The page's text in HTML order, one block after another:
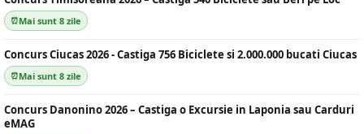
Mai sunt 8 zile
Concurs Ciucas 2026 - Castiga 756 Biciclete si 2.000.000 bucati Ciucas
Mai sunt 8 zile
Concurs Danonino 2026 – Castiga o Excursie in Laponia sau Carduri
eMAG